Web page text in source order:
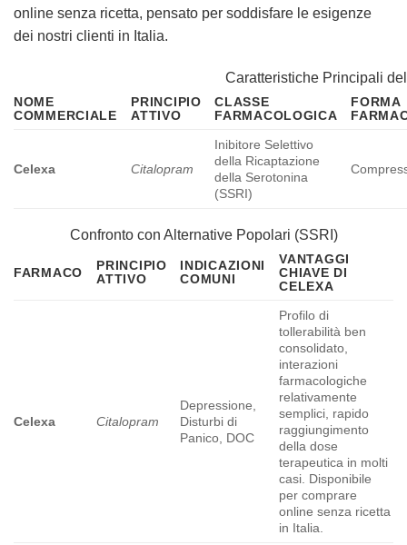
online senza ricetta, pensato per soddisfare le esigenze
dei nostri clienti in Italia.
Caratteristiche Principali
NOME
COMMERCIALE
PRINCIPIO
ATTIVO
CLASSE
FARMACOLOGICA
FORMA
Celexa Citalopram
Inibitore Selettivo
della Ricaptazione
della Serotonina
(SSRI)
Confronto con Alternative Popolari (SSRI)
FARMACO
PRINCIPIO
ATTIVO
INDICAZIONI
COMUNI
VANTAGGI
CHIAVE DI
CELEXA
Celexa Citalopram
Depressione,
Disturbi di
Panico, DOC
Profilo di
tollerabilità ben
consolidato,
interazioni
farmacologiche
relativamente
semplici, rapido
raggiungimento
della dose
terapeutica in molti
casi. Disponibile
per comprare
online senza ricetta
in Italia.